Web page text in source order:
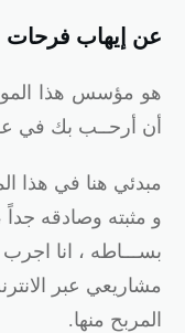
إيهاب فرحات
مؤسس هذا
أرحــب بك في
هنا في هذا
مثبته وصادقه جداً ،
، انا اجرب
عبر
منها.